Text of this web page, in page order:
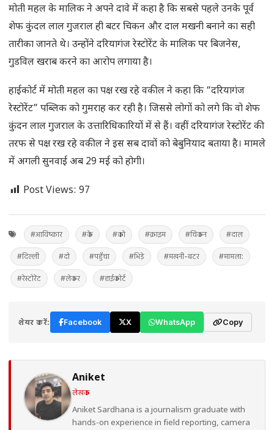
मोती महल के मालिक ने अपने दावे में कहा है कि सबसे पहले उनके पूर्व
शेफ कुंदल लाल गुजराल ही बटर चिकन और दाल मखनी बनाने का सही
तारीका जानते थे। उन्होंने दरियागंज रेस्टोरेंट के मालिक पर बिजनेस,
गुडविल खराब करने का आरोप लगाया है।
हाईकोर्ट में मोती महल का पक्ष रख रहे वकील ने कहा कि “दरियागंज
रेस्टोरेंट” पब्लिक को गुमराह कर रही है। जिससे लोगों को लगे कि वो शेफ
कुंदन लाल गुजराल के उत्तारिधिकारियों में से हैं। वहीं दरियागंज रेस्टोरेंट की
तरफ से पक्ष रख रहे वकील ने इस सब दावों को बेबुनियाद बताया है। मामले
में अगली सुनवाई अब 29 मई को होगी।
Post Views: 97
#आविष्कार #के #को #क्राइम #चिकन #दाल
#दिल्ली #दो #पहुँचा #भिड़े #मखनी-बटर #मामला:
#रेस्टोरेंट #लेकर #हाईकोर्ट
शेयर करें: Facebook X WhatsApp Copy
Aniket
लेखक
Aniket Sardhana is a journalism graduate with
hands-on experience in field reporting, camera